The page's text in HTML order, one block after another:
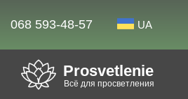
068 593-48-57 UA
Prosvetlenie
Всё для просветления